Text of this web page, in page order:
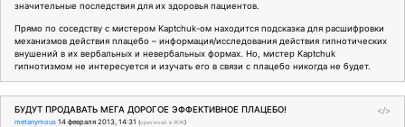
значительные последствия для их здоровья пациентов.
Прямо по соседству с мистером Kaptchuk-ом находится подсказка для расшифровки
механизмов действия плацебо – информация/исследования действия гипнотических
внушений в их вербальных и невербальных формах. Но, мистер Kaptchuk
гипнотизмом не интересуется и изучать его в связи с плацебо никогда не будет.
</>
БУДУТ ПРОДАВАТЬ МЕГА ДОРОГОЕ ЭФФЕКТИВНОЕ ПЛАЦЕБО!
metanymous 14 февраля 2013, 14:31 (оригинал в ЖЖ)